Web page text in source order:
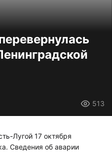
513
Лугой 17 октября
Сведения об аварии